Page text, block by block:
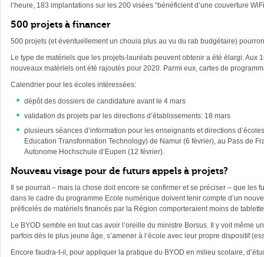
l’heure, 183 implantations sur les 200 visées “bénéficient d’une couverture
500 projets à financer
500 projets (et éventuellement un chouia plus au vu du rab budgétaire)
Le type de matériels que les projets-lauréats peuvent obtenir a été élargi.
nouveaux matériels ont été rajoutés pour 2020. Parmi eux, cartes de
Calendrier pour les écoles intéressées:
dépôt des dossiers de candidature avant le 4 mars
validation ds projets par les directions d’établissements: 18 mars
plusieurs séances d’information pour les enseignants et directions
Education Transformation Technology) de Namur (6 février), au Pass de
Autonome Hochschule d’Eupen (12 février).
Nouveau visage pour de futurs appels à projets?
Il se pourrait – mais la chose doit encore se confirmer et se préciser – que
dans le cadre du programme Ecole numérique doivent tenir compte d’un
préficelés de matériels financés par la Région comporteraient moins de
Le BYOD semble en tout cas avoir l’oreille du ministre Borsus. Il y voit même
parfois dès le plus jeune âge, s’amener à l’école avec leur propre dispositif
Encore faudra-t-il, pour appliquer la pratique du BYOD en milieu scolaire,